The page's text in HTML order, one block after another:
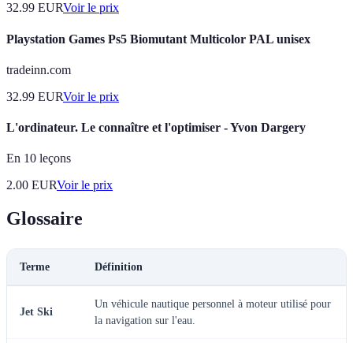
32.99 EURVoir le prix
Playstation Games Ps5 Biomutant Multicolor PAL unisex
tradeinn.com
32.99 EURVoir le prix
L'ordinateur. Le connaître et l'optimiser - Yvon Dargery
En 10 leçons
2.00 EURVoir le prix
Glossaire
Terme Définition
Jet Ski
Un véhicule nautique personnel à moteur utilisé pour
la navigation sur l'eau.